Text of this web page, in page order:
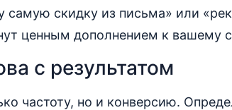
самую скидку из письма» или
ценным дополнением к вашему
с результатом
частоту, но и конверсию.